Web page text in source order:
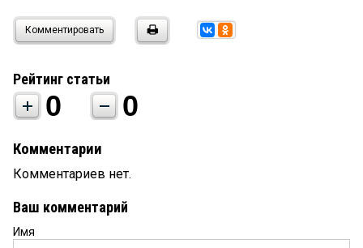
Комментировать
Рейтинг статьи
0 0
Комментарии
Комментариев нет.
Ваш комментарий
Имя